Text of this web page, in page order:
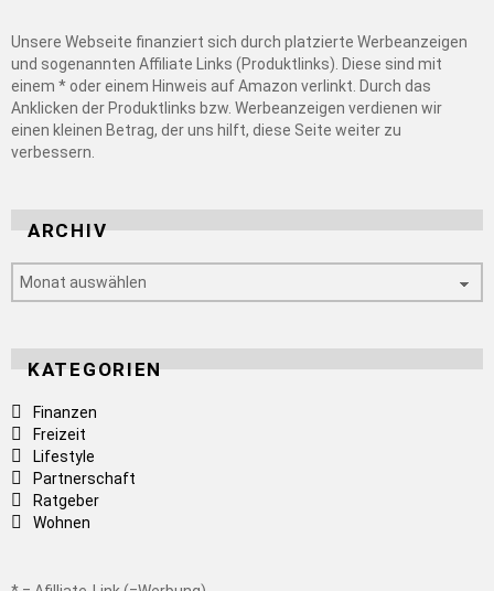
Unsere Webseite finanziert sich durch platzierte Werbeanzeigen
und sogenannten Affiliate Links (Produktlinks). Diese sind mit
einem * oder einem Hinweis auf Amazon verlinkt. Durch das
Anklicken der Produktlinks bzw. Werbeanzeigen verdienen wir
einen kleinen Betrag, der uns hilft, diese Seite weiter zu
verbessern.
ARCHIV
KATEGORIEN
Finanzen
Freizeit
Lifestyle
Partnerschaft
Ratgeber
Wohnen